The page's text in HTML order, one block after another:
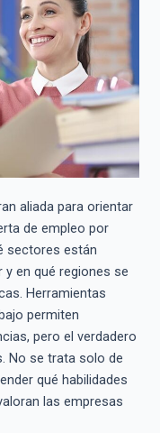
aliada para orientar
de empleo por
sectores están
en qué regiones se
Herramientas
permiten
pero el verdadero
No se trata solo de
qué habilidades
las empresas